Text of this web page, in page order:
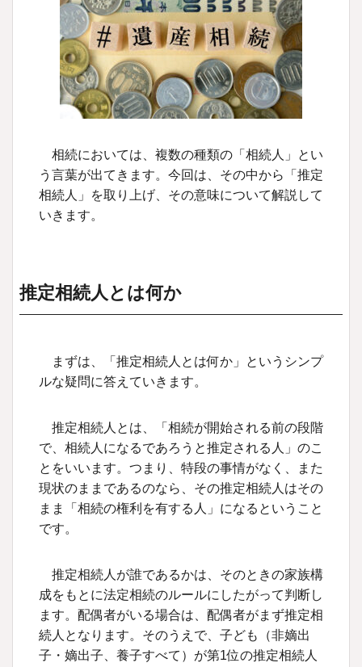
関連動画
相続においては、複数の種類の「相続人」とい
う言葉が出てきます。今回は、その中から「推定
相続人」を取り上げ、その意味について解説して
いきます。
推定相続人とは何か
まずは、「推定相続人とは何か」というシンプ
ルな疑問に答えていきます。
推定相続人とは、「相続が開始される前の段階
で、相続人になるであろうと推定される人」のこ
とをいいます。つまり、特段の事情がなく、また
現状のままであるのなら、その推定相続人はその
まま「相続の権利を有する人」になるということ
です。
推定相続人が誰であるかは、そのときの家族構
成をもとに法定相続のルールにしたがって判断し
ます。配偶者がいる場合は、配偶者がまず推定相
続人となります。そのうえで、子ども（非嫡出
子・嫡出子、養子すべて）が第1位の推定相続人